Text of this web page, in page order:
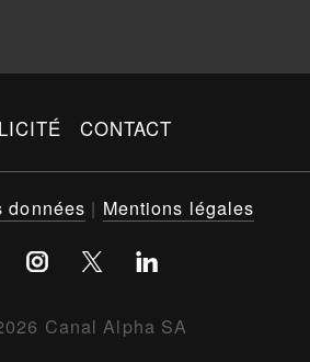
CONTACT
Canal Alpha SA
données | Mentions légales